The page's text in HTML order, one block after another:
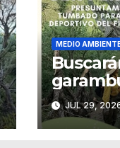
MEDIO
talados
atlética
JUL 29,